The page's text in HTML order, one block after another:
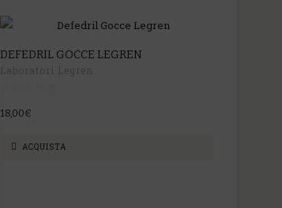
DEFEDRIL GOCCE LEGREN
18,00€
ACQUISTA